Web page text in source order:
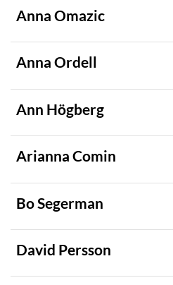
Anna Omazic
Anna Ordell
Ann Högberg
Arianna Comin
Bo Segerman
David Persson